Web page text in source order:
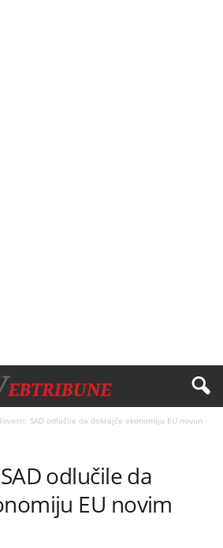
SAD odlučile da dokrajče ekonomiju EU novim
odlučile da
EU novim